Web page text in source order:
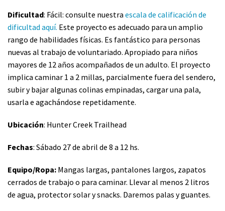
Dificultad: Fácil: consulte nuestra escala de calificación de
dificultad aquí. Este proyecto es adecuado para un amplio
rango de habilidades físicas. Es fantástico para personas
nuevas al trabajo de voluntariado. Apropiado para niños
mayores de 12 años acompañados de un adulto. El proyecto
implica caminar 1 a 2 millas, parcialmente fuera del sendero,
subir y bajar algunas colinas empinadas, cargar una pala,
usarla e agachándose repetidamente.
Ubicación: Hunter Creek Trailhead
Fechas: Sábado 27 de abril de 8 a 12 hs.
Equipo/Ropa: Mangas largas, pantalones largos, zapatos
cerrados de trabajo o para caminar. Llevar al menos 2 litros
de agua, protector solar y snacks. Daremos palas y guantes.